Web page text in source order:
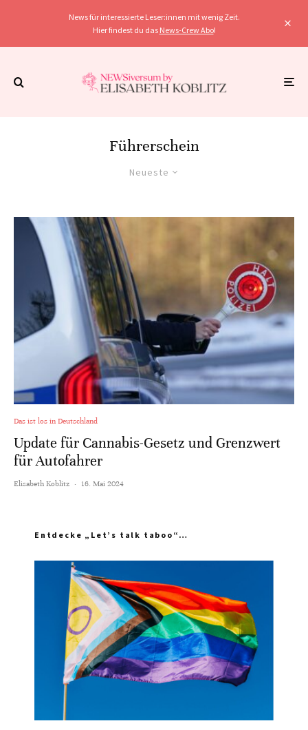
News für interessierte Leser:innen mit wenig Zeit.
Hier findest du das News-Crew Abo!
Führerschein
Neueste
Das ist los in Deutschland
Update für Cannabis-Gesetz und Grenzwert
für Autofahrer
Elisabeth Koblitz · 16. Mai 2024
Entdecke „Let’s talk taboo“…